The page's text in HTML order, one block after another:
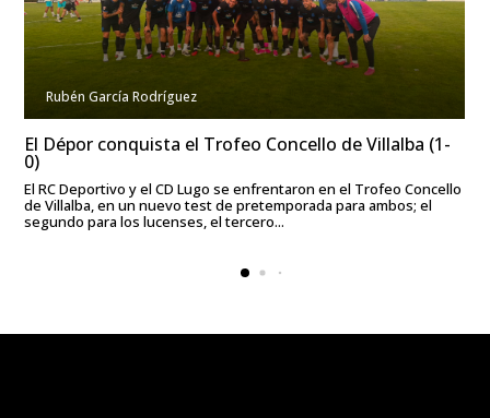
Rubén García Rodríguez
El Dépor conquista el Trofeo Concello de Villalba (1-
0)
El RC Deportivo y el CD Lugo se enfrentaron en el Trofeo Concello
de Villalba, en un nuevo test de pretemporada para ambos; el
segundo para los lucenses, el tercero...